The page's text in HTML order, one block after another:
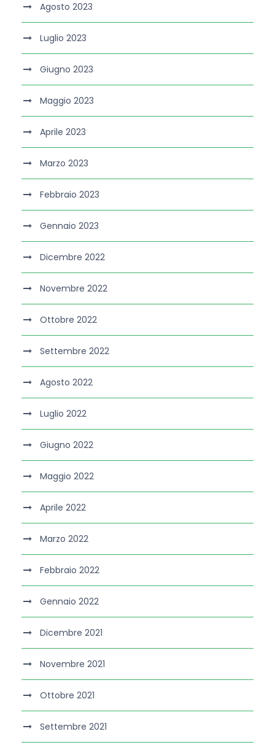
Agosto 2023
Luglio 2023
Giugno 2023
Maggio 2023
Aprile 2023
Marzo 2023
Febbraio 2023
Gennaio 2023
Dicembre 2022
Novembre 2022
Ottobre 2022
Settembre 2022
Agosto 2022
Luglio 2022
Giugno 2022
Maggio 2022
Aprile 2022
Marzo 2022
Febbraio 2022
Gennaio 2022
Dicembre 2021
Novembre 2021
Ottobre 2021
Settembre 2021